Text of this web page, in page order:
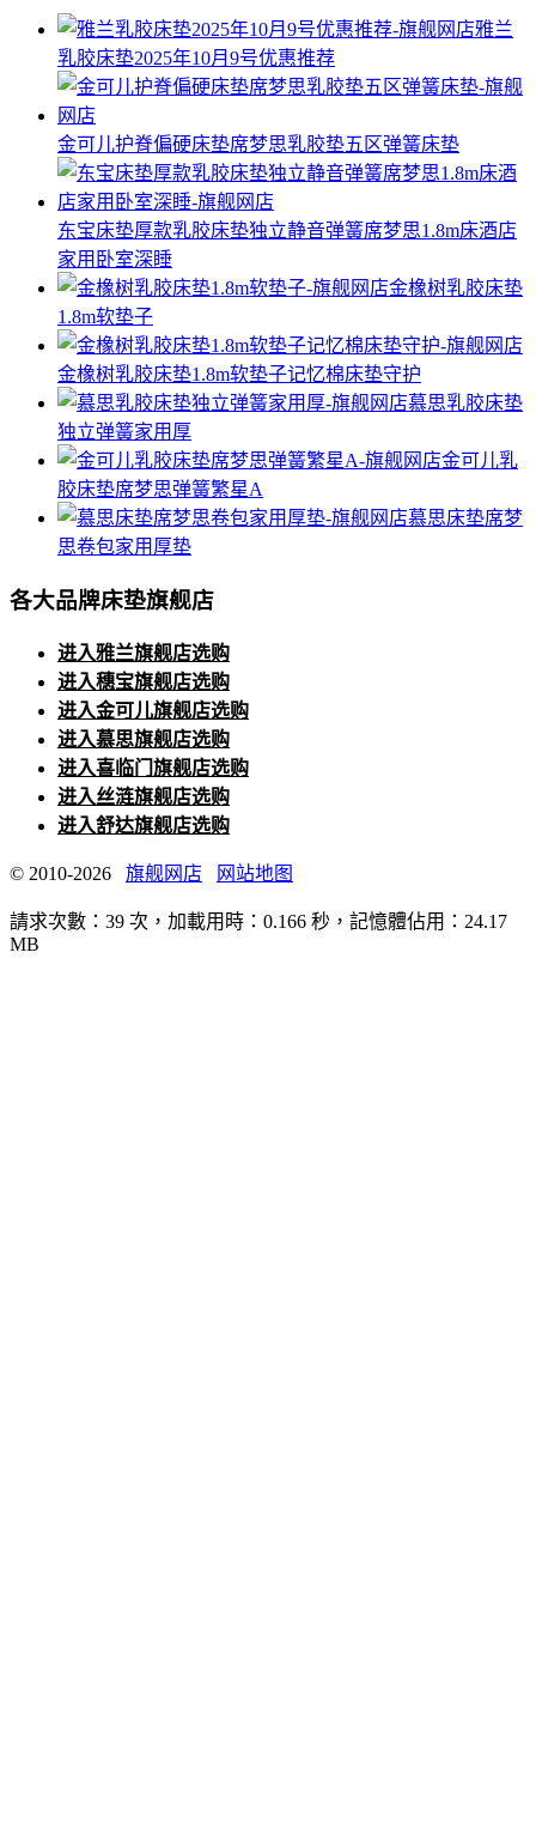
雅兰
乳胶床垫2025年10月9号优惠推荐
金可儿护脊偏硬床垫席梦思乳胶垫五区弹簧床垫
东宝床垫厚款乳胶床垫独立静音弹簧席梦思1.8m床酒店
家用卧室深睡
金橡树乳胶床垫
1.8m软垫子
金橡树乳胶床垫1.8m软垫子记忆棉床垫守护
慕思乳胶床垫
独立弹簧家用厚
金可儿乳
胶床垫席梦思弹簧繁星A
慕思床垫席梦
思卷包家用厚垫
各大品牌床垫旗舰店
进入雅兰旗舰店选购
进入穗宝旗舰店选购
进入金可儿旗舰店选购
进入慕思旗舰店选购
进入喜临门旗舰店选购
进入丝涟旗舰店选购
进入舒达旗舰店选购
© 2010-2026 旗舰网店 网站地图
請求次數：39 次，加載用時：0.166 秒，記憶體佔用：24.17
MB